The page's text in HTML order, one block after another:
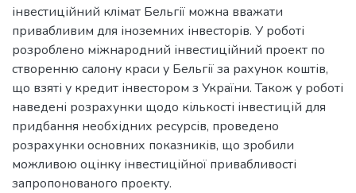
інвестиційний клімат Бельгії можна вважати
привабливим для іноземних інвесторів. У роботі
розроблено міжнародний інвестиційний проект по
створенню салону краси у Бельгії за рахунок коштів,
що взяті у кредит інвестором з України. Також у роботі
наведені розрахунки щодо кількості інвестицій для
придбання необхідних ресурсів, проведено
розрахунки основних показників, що зробили
можливою оцінку інвестиційної привабливості
запропонованого проекту.